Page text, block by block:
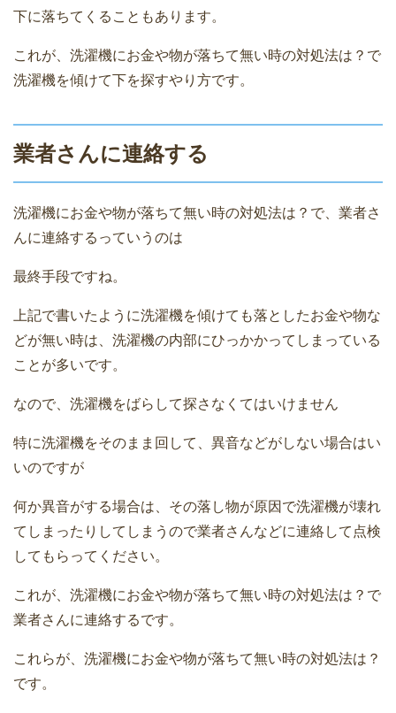
下に落ちてくることもあります。
これが、洗濯機にお金や物が落ちて無い時の対処法は？で
洗濯機を傾けて下を探すやり方です。
業者さんに連絡する
洗濯機にお金や物が落ちて無い時の対処法は？で、業者さ
んに連絡するっていうのは
最終手段ですね。
上記で書いたように洗濯機を傾けても落としたお金や物な
どが無い時は、洗濯機の内部にひっかかってしまっている
ことが多いです。
なので、洗濯機をばらして探さなくてはいけません
特に洗濯機をそのまま回して、異音などがしない場合はい
いのですが
何か異音がする場合は、その落し物が原因で洗濯機が壊れ
てしまったりしてしまうので業者さんなどに連絡して点検
してもらってください。
これが、洗濯機にお金や物が落ちて無い時の対処法は？で
業者さんに連絡するです。
これらが、洗濯機にお金や物が落ちて無い時の対処法は？
です。